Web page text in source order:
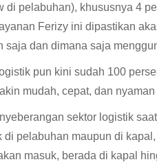
di pelabuhan), khususnya 4
Ferizy ini dipastikan
saja dan dimana saja
pun kini sudah 100
mudah, cepat, dan
sektor logistik
di pelabuhan maupun di
masuk, berada di kapal